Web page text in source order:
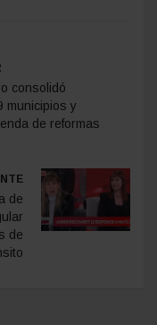
consolidó
municipios y
de reformas
de
de